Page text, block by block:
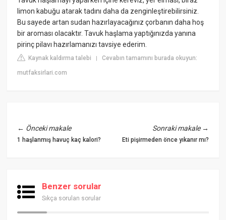
limon kabuğu atarak tadını daha da zenginleştirebilirsiniz.
Bu sayede artan sudan hazırlayacağınız çorbanın daha hoş
bir aroması olacaktır. Tavuk haşlama yaptığınızda yanına
pirinç pilavı hazırlamanızı tavsiye ederim.
Kaynak kaldırma talebi |Cevabın tamamını burada okuyun:
mutfaksirlari.com
← Önceki makale
1 haşlanmış havuç kaç kalori?
Sonraki makale→
Eti pişirmeden önce yıkanır mı?
Benzer sorular
Sıkça sorulan sorular